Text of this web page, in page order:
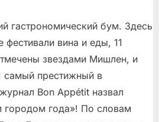
гастрономический бум. Здесь
фестивали вина и еды, 11
звездами Мишлен, и
самый престижный в
Bon Appétit назвал
городом года»! По словам